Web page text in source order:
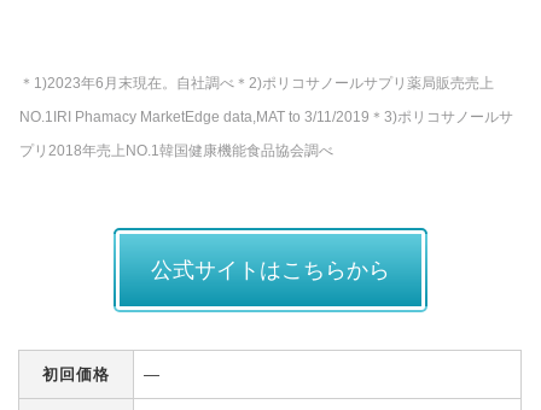
＊1)2023年6月末現在。自社調べ＊2)ポリコサノールサプリ薬局販売売上
NO.1IRI Phamacy MarketEdge data,MAT to 3/11/2019＊3)ポリコサノールサ
プリ2018年売上NO.1韓国健康機能食品協会調べ
公式サイトはこちらから
初回価格 ―